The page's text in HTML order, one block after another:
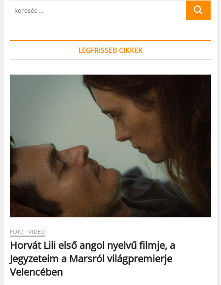
keresés
LEGFRISSEB CIKKEK
FOTÓ - VIDEÓ
Horvát Lili első angol nyelvű filmje, a
Jegyzeteim a Marsról világpremierje
Velencében